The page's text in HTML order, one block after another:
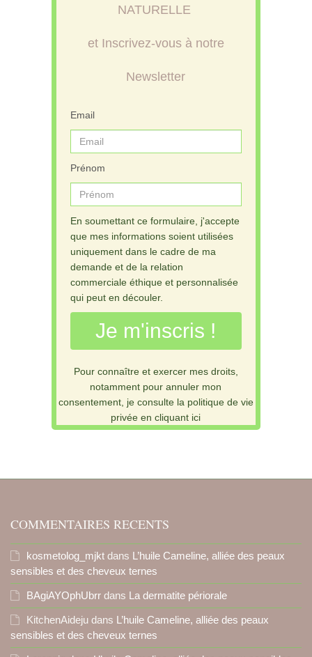
NATURELLE
et Inscrivez-vous à notre
Newsletter
Email
Prénom
En soumettant ce formulaire, j'accepte
que mes informations soient utilisées
uniquement dans le cadre de ma
demande et de la relation
commerciale éthique et personnalisée
qui peut en découler.
Je m'inscris !
Pour connaître et exercer mes droits,
notamment pour annuler mon
consentement, je consulte la politique de vie
privée en cliquant ici
COMMENTAIRES RECENTS
kosmetolog_mjkt dans L’huile Cameline, alliée des peaux
sensibles et des cheveux ternes
BAgiAYOphUbrr dans La dermatite périorale
KitchenAideju dans L’huile Cameline, alliée des peaux
sensibles et des cheveux ternes